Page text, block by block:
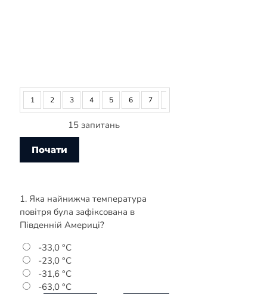
1 2 3 4 5 6 7
15 запитань
1. Яка найнижча температура
повітря була зафіксована в
Південній Америці?
-33,0 °С
-23,0 °С
-31,6 °С
-63,0 °С